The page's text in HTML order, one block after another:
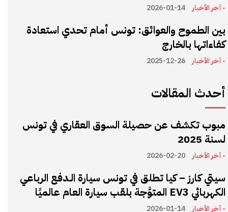
- آخر الأخبار 2026-01-14
بين الطموح والعوائق: تونس أمام تحدي استعادة
كفاءاتها بالخارج
- آخر الأخبار 2025-12-26
أحدث المقالات
مبوب تكشف عن حصيلة السوق العقاري في تونس
لسنة 2025
- آخر الأخبار 2026-02-20
سيتي كارز – كيا تطلق في تونس سيارة الـدفع الرباعي
الكهربائي EV3 المتوَّجة بلقب سيارة العام عالميًا
- آخر الأخبار 2026-01-14